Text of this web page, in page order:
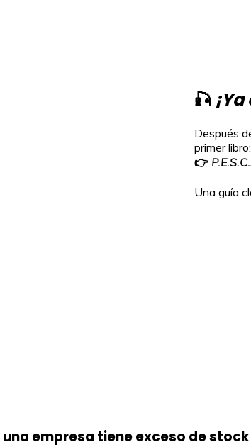
🎣
Después
primer libro:
👉
Una guía
empresa tiene exceso de stock